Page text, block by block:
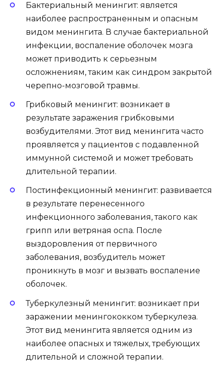
Бактериальный менингит: является
наиболее распространенным и опасным
видом менингита. В случае бактериальной
инфекции, воспаление оболочек мозга
может приводить к серьезным
осложнениям, таким как синдром закрытой
черепно-мозговой травмы.
Грибковый менингит: возникает в
результате заражения грибковыми
возбудителями. Этот вид менингита часто
проявляется у пациентов с подавленной
иммунной системой и может требовать
длительной терапии.
Постинфекционный менингит: развивается
в результате перенесенного
инфекционного заболевания, такого как
грипп или ветряная оспа. После
выздоровления от первичного
заболевания, возбудитель может
проникнуть в мозг и вызвать воспаление
оболочек.
Туберкулезный менингит: возникает при
заражении менингококком туберкулеза.
Этот вид менингита является одним из
наиболее опасных и тяжелых, требующих
длительной и сложной терапии.